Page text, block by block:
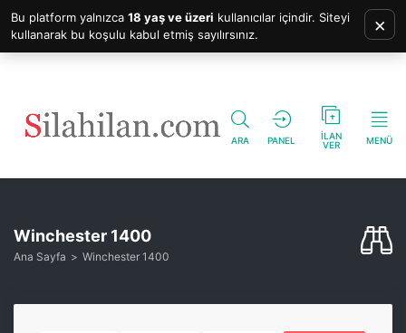
ARA PANEL
İLAN
VER
MENÜ
Winchester 1400
Ana Sayfa Winchester 1400
Bu platform yalnızca 18 yaş ve üzeri kullanıcılar içindir. Siteyi
kullanarak bu koşulu kabul etmiş sayılırsınız.
×